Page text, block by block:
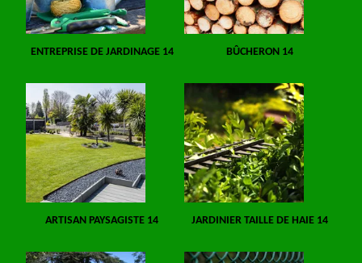
ENTREPRISE DE JARDINAGE 14 BÛCHERON 14
ARTISAN PAYSAGISTE 14 JARDINIER TAILLE DE HAIE 14